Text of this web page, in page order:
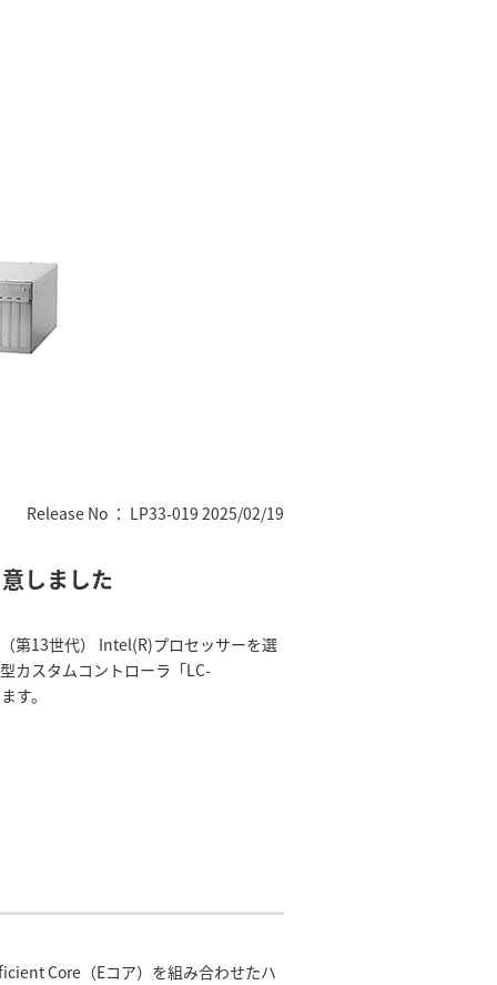
Release No ： LP33-019 2025/02/19
しました
第13世代） Intel(R)プロセッサーを選
カスタムコントローラ「LC-
す。
Core（Eコア）を組み合わせたハ